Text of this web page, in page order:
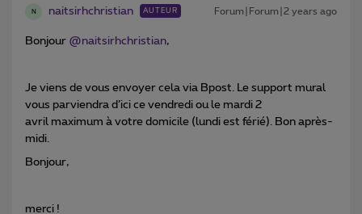
N naitsirhchristian AUTEUR Forum|Forum|2 years ago
Bonjour @naitsirhchristian,
Je viens de vous envoyer cela via Bpost. Le support mural
vous parviendra d’ici ce vendredi ou le mardi 2
avril maximum à votre domicile (lundi est férié). Bon après-
midi.
Bonjour,
merci !